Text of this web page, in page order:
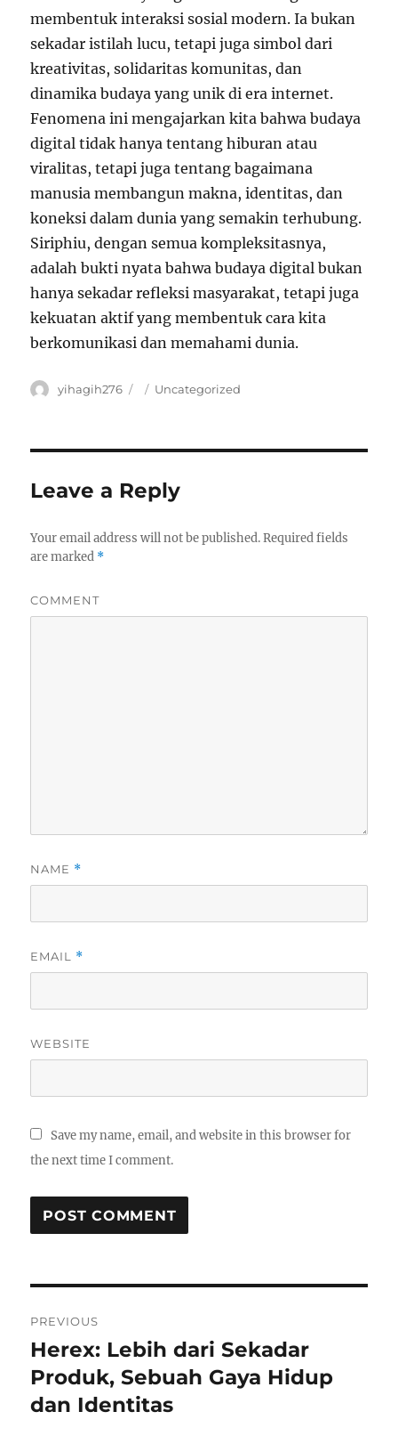
membentuk interaksi sosial modern. Ia bukan
sekadar istilah lucu, tetapi juga simbol dari
kreativitas, solidaritas komunitas, dan
dinamika budaya yang unik di era internet.
Fenomena ini mengajarkan kita bahwa budaya
digital tidak hanya tentang hiburan atau
viralitas, tetapi juga tentang bagaimana
manusia membangun makna, identitas, dan
koneksi dalam dunia yang semakin terhubung.
Siriphiu, dengan semua kompleksitasnya,
adalah bukti nyata bahwa budaya digital bukan
hanya sekadar refleksi masyarakat, tetapi juga
kekuatan aktif yang membentuk cara kita
berkomunikasi dan memahami dunia.
Author
yihagih276
Posted
Categories
Uncategorized
Leave a Reply
Your email address will not be published.Required fields
are marked *
COMMENT
NAME *
EMAIL *
WEBSITE
Save my name, email, and website in this browser for
the next time I comment.
navigation
PREVIOUS
Previous
post:
Herex: Lebih dari Sekadar
Produk, Sebuah Gaya Hidup
dan Identitas